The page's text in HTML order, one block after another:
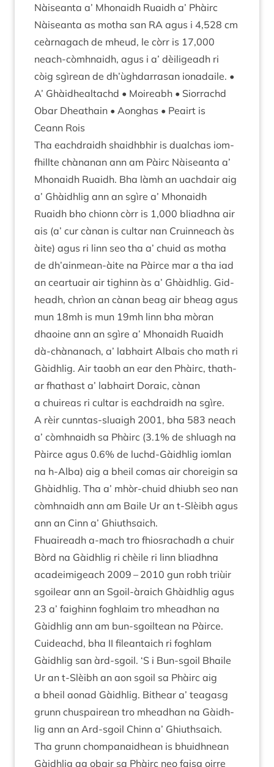
Nàiseanta a’ Mhon­aidh Ruaidh a’ Phàirc
Nàiseanta as motha san RA agus i 4,528 cm
ceàrnagach de mheud, le còrr is 17,000
neach-còm­h­naidh, agus i a’ dèi­li­geadh ri
còig sgìrean de dh’ùghdarrasan ion­a­daile. •
A’ Ghàid­healtachd • Moire­abh • Sior­rachd
Obar Dheath­ain • Aonghas • Peairt is
Ceann Rois
Tha each­draidh shaid­hb­hir is dual­chas iom-
fhill­te chàn­anan ann am Pàirc Nàiseanta a’
Mhon­aidh Ruaidh. Bha làmh an uach­dair aig
a’ Ghàidh­lig ann an sgìre a’ Mhon­aidh
Ruaidh bho chionn còrr is 1,000 bli­adhna air
ais (a’ cur càn­an is cul­tar nan Cru­in­neach às
àite) agus ri linn seo tha a’ chuid as motha
de dh’ainmean-àite na Pàirce mar a tha iad
an cear­tuair air tighinn às a’ Ghàidh­lig. Gid­
headh, chrìon an càn­an beag air bheag agus
mun 18mh is mun 19mh linn bha mòran
dhaoine ann an sgìre a’ Mhon­aidh Ruaidh
dà-chàn­anach, a’ labhairt Albais cho math ri
Gàidh­lig. Air taobh an ear den Phàirc, thath­
ar fhath­ast a’ labhairt Dora­ic, càn­an
a chuire­as ri cul­tar is each­draidh na sgìre.
A rèir cun­ntas-sluaigh 2001, bha 583 neach
a’ còm­h­naidh sa Phàirc (3.1% de shluagh na
Pàirce agus 0.6% de luchd-Gàidh­lig iom­lan
na h‑Alba) aig a bheil comas air chor­eigin sa
Ghàidh­lig. Tha a’ mhòr-chuid dhi­ubh seo nan
còm­h­naidh ann am Baile Ur an t‑Slèibh agus
ann an Cinn a’ Ghiuthsaich.
Fhuaire­adh a‑mach tro fhios­rachadh a chuir
Bòrd na Gàidh­lig ri chèile ri linn bli­adhna
acadeimi­geach 2009 – 2010 gun robh triùir
sgoilear ann an Sgoil-àraich Ghàidh­lig agus
23 a’ faighinn fogh­laim tro mheadhan na
Gàidh­lig ann am bun-sgoil­tean na Pàirce.
Cuideachd, bha II fileantaich ri fogh­lam
Gàidh­lig san àrd-sgoil. ‘S i Bun-sgoil Bhaile
Ur an t‑Slèibh an aon sgoil sa Phàirc aig
a bheil aon­ad Gàidh­lig. Bit­hear a’ teagasg
grunn chuspaire­an tro mheadhan na Gàidh­
lig ann an Ard-sgoil Chinn a’ Ghiuthsaich.
Tha grunn chom­panaid­hean is bhuidh­nean
Gàidh­lig ag obair sa Phàirc neo faisg oirre